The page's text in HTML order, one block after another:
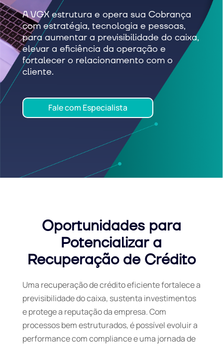
A VGX estrutura e opera sua Cobrança
com estratégia, tecnologia e pessoas,
para aumentar a previsibilidade do caixa,
elevar a eficiência da operação e
fortalecer o relacionamento com o
cliente.
Fale com Especialista
Oportunidades para
Potencializar a
Recuperação de Crédito
Uma recuperação de crédito eficiente fortalece a
previsibilidade do caixa, sustenta investimentos
e protege a reputação da empresa. Com
processos bem estruturados, é possível evoluir a
performance com compliance e uma jornada de